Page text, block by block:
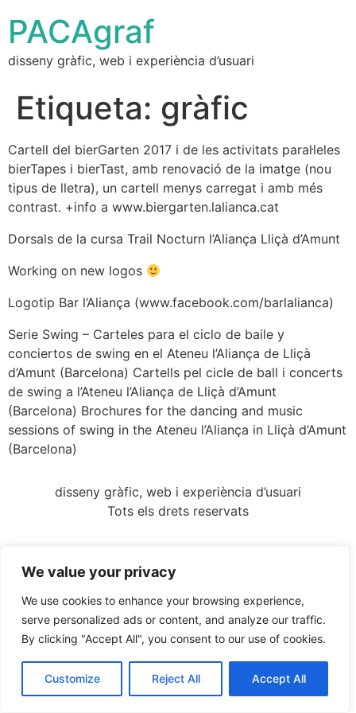
We value your privacy
We use cookies to enhance your browsing experience,
serve personalized ads or content, and analyze our traffic.
By clicking "Accept All", you consent to our use of cookies.
Customize Reject All Accept All
PACAgraf
disseny gràfic, web i experiència d’usuari
Etiqueta: gràfic
Cartell del bierGarten 2017 i de les activitats paral·leles
bierTapes i bierTast, amb renovació de la imatge (nou
tipus de lletra), un cartell menys carregat i amb més
contrast. +info a www.biergarten.lalianca.cat
Dorsals de la cursa Trail Nocturn l’Aliança Lliçà d’Amunt
Working on new logos
Logotip Bar l’Aliança (www.facebook.com/barlalianca)
Serie Swing – Carteles para el ciclo de baile y
conciertos de swing en el Ateneu l’Aliança de Lliçà
d’Amunt (Barcelona) Cartells pel cicle de ball i concerts
de swing a l’Ateneu l’Aliança de Lliçà d’Amunt
(Barcelona) Brochures for the dancing and music
sessions of swing in the Ateneu l’Aliança in Lliçà d’Amunt
(Barcelona)
disseny gràfic, web i experiència d’usuari
Tots els drets reservats